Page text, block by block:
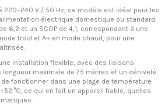
220–240 V / 50 Hz, ce modèle est idéal pour les
électrique domestique ou standard.
6,2 et un SCOP de 4,1, correspondant à une
froid et A+ en mode chaud, pour une
une installation flexible, avec des liaisons
maximale de 75 mètres et un dénivelé
fonctionner dans une plage de température
°C, ce qui en fait un appareil fiable, quelles